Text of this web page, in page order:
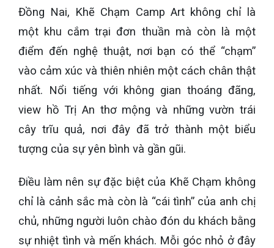
Đồng Nai, Khẽ Chạm Camp Art không chỉ là
một khu cắm trại đơn thuần mà còn là một
điểm đến nghệ thuật, nơi bạn có thể “chạm”
vào cảm xúc và thiên nhiên một cách chân thật
nhất. Nổi tiếng với không gian thoáng đãng,
view hồ Trị An thơ mộng và những vườn trái
cây trĩu quả, nơi đây đã trở thành một biểu
tượng của sự yên bình và gần gũi.
Điều làm nên sự đặc biệt của Khẽ Chạm không
chỉ là cảnh sắc mà còn là “cái tình” của anh chị
chủ, những người luôn chào đón du khách bằng
sự nhiệt tình và mến khách. Mỗi góc nhỏ ở đây